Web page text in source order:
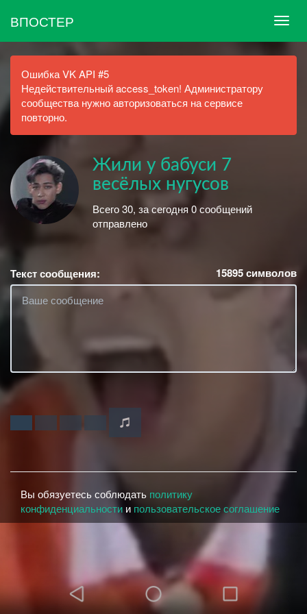
ВПОСТЕР
Ошибка VK API #5
Недействительный access_token! Администратору
сообщества нужно авторизоваться на сервисе
повторно.
Жили у бабуси 7
весёлых нугусов
Всего 30, за сегодня 0 сообщений
отправлено
Текст сообщения: 15895символов
Вы обязуетесь соблюдать политику
конфиденциальности и пользовательское соглашение